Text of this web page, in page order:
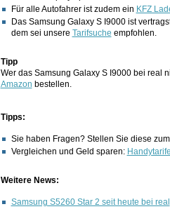
Für alle Autofahrer ist zudem ein KFZ
Das Samsung Galaxy S I9000 ist
dem sei unsere Tarifsuche empfohlen.
Tipp
Wer das Samsung Galaxy S I9000 bei real
Amazon bestellen.
Tipps:
Sie haben Fragen? Stellen Sie diese
Vergleichen und Geld sparen: Handytarife
Weitere News:
Samsung S5260 Star 2 seit heute bei real